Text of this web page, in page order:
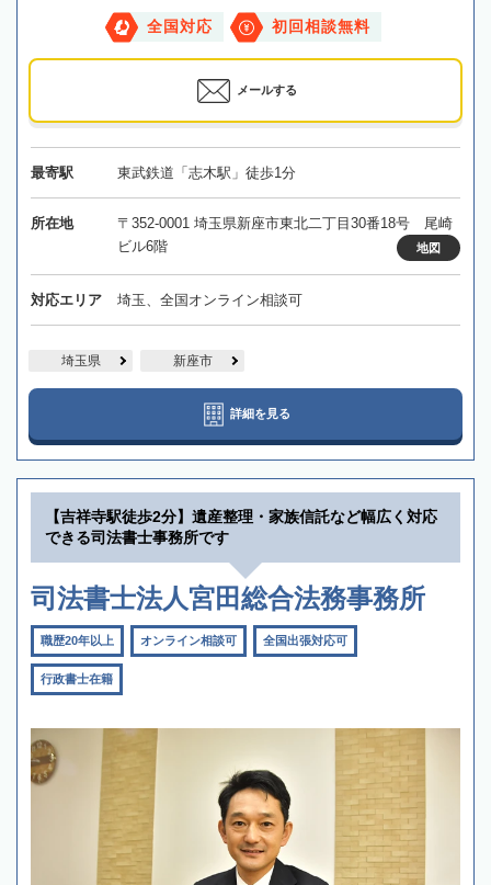
全国対応 初回相談無料
メールする
最寄駅 東武鉄道「志木駅」徒歩1分
所在地
〒352-0001 埼玉県新座市東北二丁目30番18号 尾崎
ビル6階
地図
対応エリア 埼玉、全国オンライン相談可
埼玉県 新座市
詳細を見る
【吉祥寺駅徒歩2分】遺産整理・家族信託など幅広く対応
できる司法書士事務所です
司法書士法人宮田総合法務事務所
職歴20年以上 オンライン相談可 全国出張対応可
行政書士在籍